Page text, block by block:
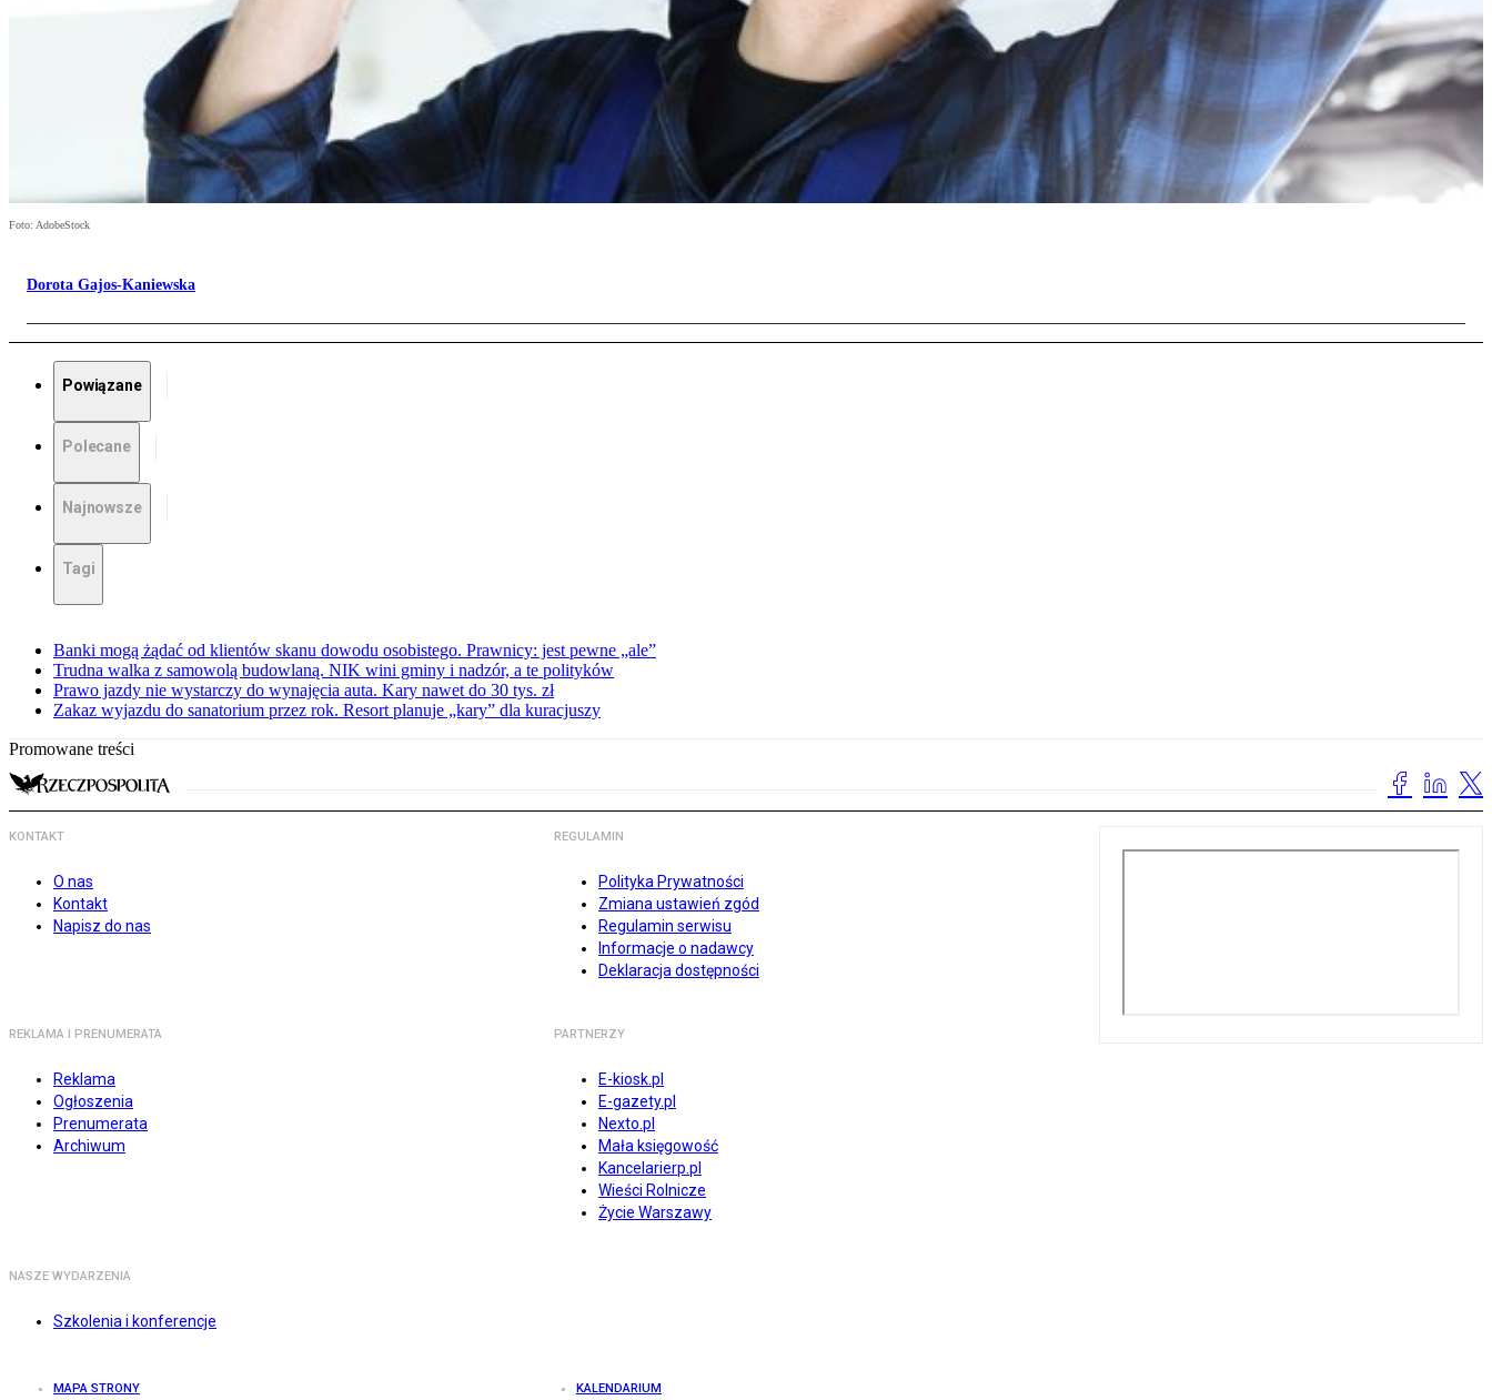
Foto: AdobeStock
Dorota Gajos-Kaniewska
Powiązane
Polecane
Najnowsze
Tagi
Banki mogą żądać od klientów skanu dowodu osobistego. Prawnicy: jest pewne „ale”
Trudna walka z samowolą budowlaną. NIK wini gminy i nadzór, a te polityków
Prawo jazdy nie wystarczy do wynajęcia auta. Kary nawet do 30 tys. zł
Zakaz wyjazdu do sanatorium przez rok. Resort planuje „kary” dla kuracjuszy
Promowane treści
KONTAKT
O nas
Kontakt
Napisz do nas
REGULAMIN
Polityka Prywatności
Zmiana ustawień zgód
Regulamin serwisu
Informacje o nadawcy
Deklaracja dostępności
REKLAMA I PRENUMERATA
Reklama
Ogłoszenia
Prenumerata
Archiwum
PARTNERZY
E-kiosk.pl
E-gazety.pl
Nexto.pl
Mała księgowość
Kancelarierp.pl
Wieści Rolnicze
Życie Warszawy
NASZE WYDARZENIA
Szkolenia i konferencje
MAPA STRONY KALENDARIUM